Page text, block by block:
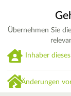
Übernehmen Sie
Inhaber
Änderungen